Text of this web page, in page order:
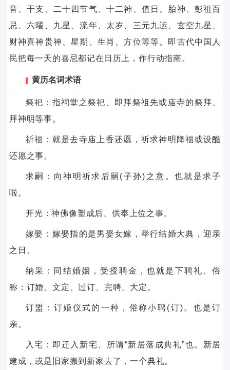
音、干支、二十四节气、十二神、值日、胎神、彭祖百
忌、六曜、九星、流年、太岁、三元九运、玄空九星、
财神喜神贵神、星期、生肖、方位等等。即古代中国人
民把每一天的喜忌都记在日历上，作行动指南。
黄历名词术语
祭祀：指祠堂之祭祀、即拜祭祖先或庙寺的祭拜、
拜神明等事。
祈福：就是去寺庙上香还愿，祈求神明降福或设醮
还愿之事。
求嗣：向神明祈求后嗣(子孙)之意。也就是求子
啦。
开光：神佛像塑成后、供奉上位之事。
嫁娶：嫁娶指的是男娶女嫁，举行结婚大典，迎亲
之日。
纳采：同结婚姻，受授聘金，也就是下聘礼。俗
称：订婚、文定、过订、完聘、大定。
订盟：订婚仪式的一种，俗称小聘(订)。也是订
亲。
入宅：即迁入新宅、所谓“新居落成典礼”也。新居
建成，或是旧家搬到新家去了，一个典礼。